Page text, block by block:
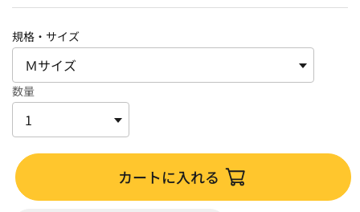
規格・サイズ
数量
カートに入れる